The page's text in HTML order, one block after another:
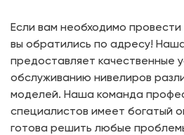
Если вам необходимо
вы обратились по адресу!
предоставляет качественные
обслуживанию нивелиров
моделей. Наша команда
специалистов имеет богатый
готова решить любые